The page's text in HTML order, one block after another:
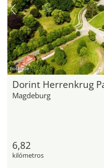
hotel.de
Dorint Herrenkrug
Magdeburg
6,82
kilómetros